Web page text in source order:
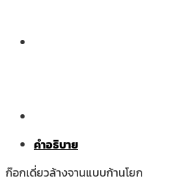
คำอธิบาย
ก๊อกเดี่ยวล้างจานแบบก้านโยก